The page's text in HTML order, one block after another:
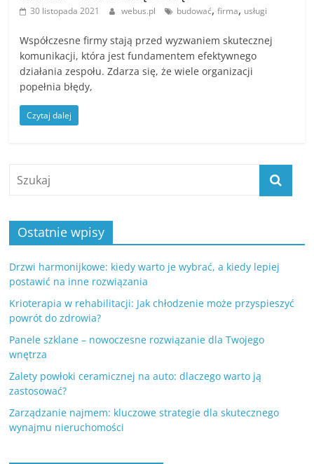
30 listopada 2021 webus.pl budować,firma, usługi
Współczesne firmy stają przed wyzwaniem skutecznej
komunikacji, która jest fundamentem efektywnego
działania zespołu. Zdarza się, że wiele organizacji
popełnia błędy,
Czytaj dalej
Ostatnie wpisy
Drzwi harmonijkowe: kiedy warto je wybrać, a kiedy lepiej
postawić na inne rozwiązania
Krioterapia w rehabilitacji: Jak chłodzenie może przyspieszyć
powrót do zdrowia?
Panele szklane – nowoczesne rozwiązanie dla Twojego
wnętrza
Zalety powłoki ceramicznej na auto: dlaczego warto ją
zastosować?
Zarządzanie najmem: kluczowe strategie dla skutecznego
wynajmu nieruchomości